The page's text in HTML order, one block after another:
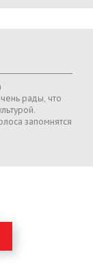
рады, что
запомнятся